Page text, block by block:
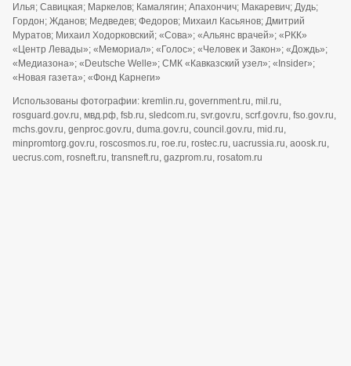
Илья; Савицкая; Маркелов; Камалягин; Апахончич; Макаревич; Дудь;
Гордон; Жданов; Медведев; Федоров; Михаил Касьянов; Дмитрий
Муратов; Михаил Ходорковский; «Сова»; «Альянс врачей»; «РКК»
«Центр Левады»; «Мемориал»; «Голос»; «Человек и Закон»; «Дождь»;
«Медиазона»; «Deutsche Welle»; СМК «Кавказский узел»; «Insider»;
«Новая газета»; «Фонд Карнеги»
Использованы фотографии: kremlin.ru, government.ru, mil.ru,
rosguard.gov.ru, мвд.рф, fsb.ru, sledcom.ru, svr.gov.ru, scrf.gov.ru, fso.gov.ru,
mchs.gov.ru, genproc.gov.ru, duma.gov.ru, council.gov.ru, mid.ru,
minpromtorg.gov.ru, roscosmos.ru, roe.ru, rostec.ru, uacrussia.ru, aoosk.ru,
uecrus.com, rosneft.ru, transneft.ru, gazprom.ru, rosatom.ru